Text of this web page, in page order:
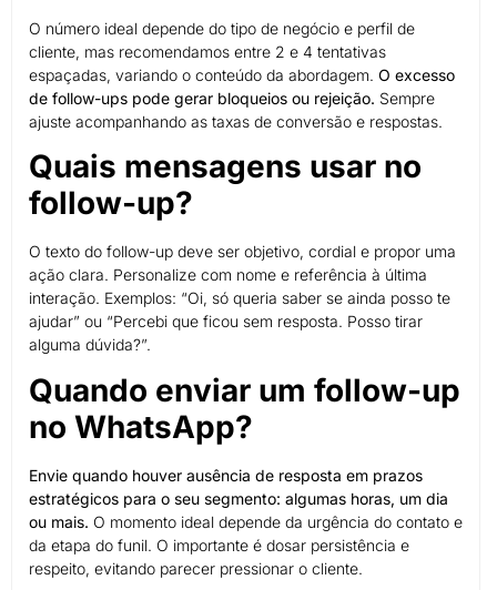
O número ideal depende do tipo de negócio e perfil de
cliente, mas recomendamos entre 2 e 4 tentativas
espaçadas, variando o conteúdo da abordagem. O excesso
de follow-ups pode gerar bloqueios ou rejeição. Sempre
ajuste acompanhando as taxas de conversão e respostas.
Quais mensagens usar no
follow-up?
O texto do follow-up deve ser objetivo, cordial e propor uma
ação clara. Personalize com nome e referência à última
interação. Exemplos: “Oi, só queria saber se ainda posso te
ajudar” ou “Percebi que ficou sem resposta. Posso tirar
alguma dúvida?”.
Quando enviar um follow-up
no WhatsApp?
Envie quando houver ausência de resposta em prazos
estratégicos para o seu segmento: algumas horas, um dia
ou mais. O momento ideal depende da urgência do contato e
da etapa do funil. O importante é dosar persistência e
respeito, evitando parecer pressionar o cliente.